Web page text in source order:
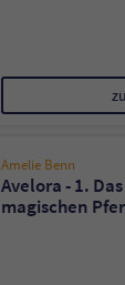
Amelie Benn
Avelora - 1.
magischen